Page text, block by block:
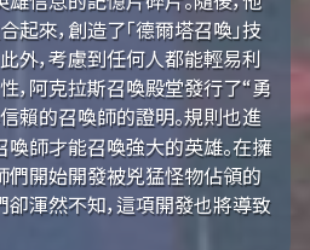
來，創造了「德爾塔召喚」技
外，考慮到任何人都能輕易利
，阿克拉斯召喚殿堂發行了“勇
賴的召喚師的證明。規則也進
喚師才能召喚強大的英雄。在擁
們開始開發被兇猛怪物佔領的
卻渾然不知，這項開發也將導致